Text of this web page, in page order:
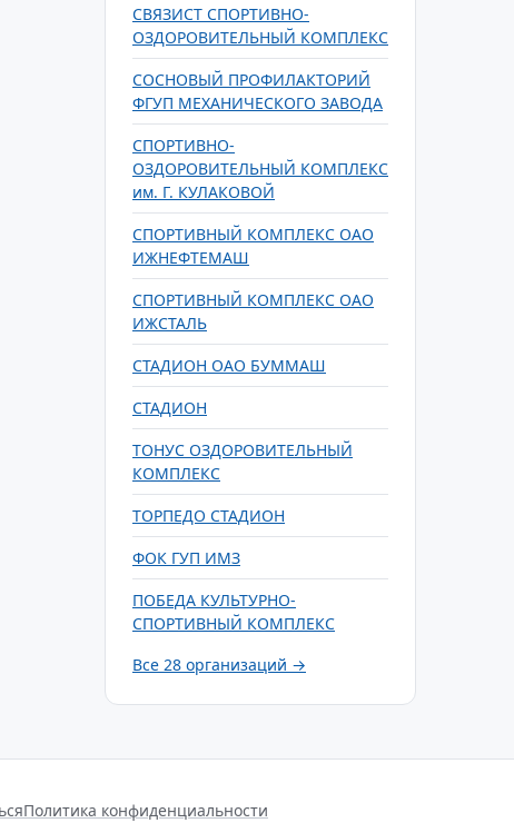
СВЯЗИСТ СПОРТИВНО-
ОЗДОРОВИТЕЛЬНЫЙ КОМПЛЕКС
СОСНОВЫЙ ПРОФИЛАКТОРИЙ
ФГУП МЕХАНИЧЕСКОГО ЗАВОДА
СПОРТИВНО-
ОЗДОРОВИТЕЛЬНЫЙ КОМПЛЕКС
им. Г. КУЛАКОВОЙ
СПОРТИВНЫЙ КОМПЛЕКС ОАО
ИЖНЕФТЕМАШ
СПОРТИВНЫЙ КОМПЛЕКС ОАО
ИЖСТАЛЬ
СТАДИОН ОАО БУММАШ
СТАДИОН
ТОНУС ОЗДОРОВИТЕЛЬНЫЙ
КОМПЛЕКС
ТОРПЕДО СТАДИОН
ФОК ГУП ИМЗ
ПОБЕДА КУЛЬТУРНО-
СПОРТИВНЫЙ КОМПЛЕКС
Все 28 организаций →
Политика конфиденциальности